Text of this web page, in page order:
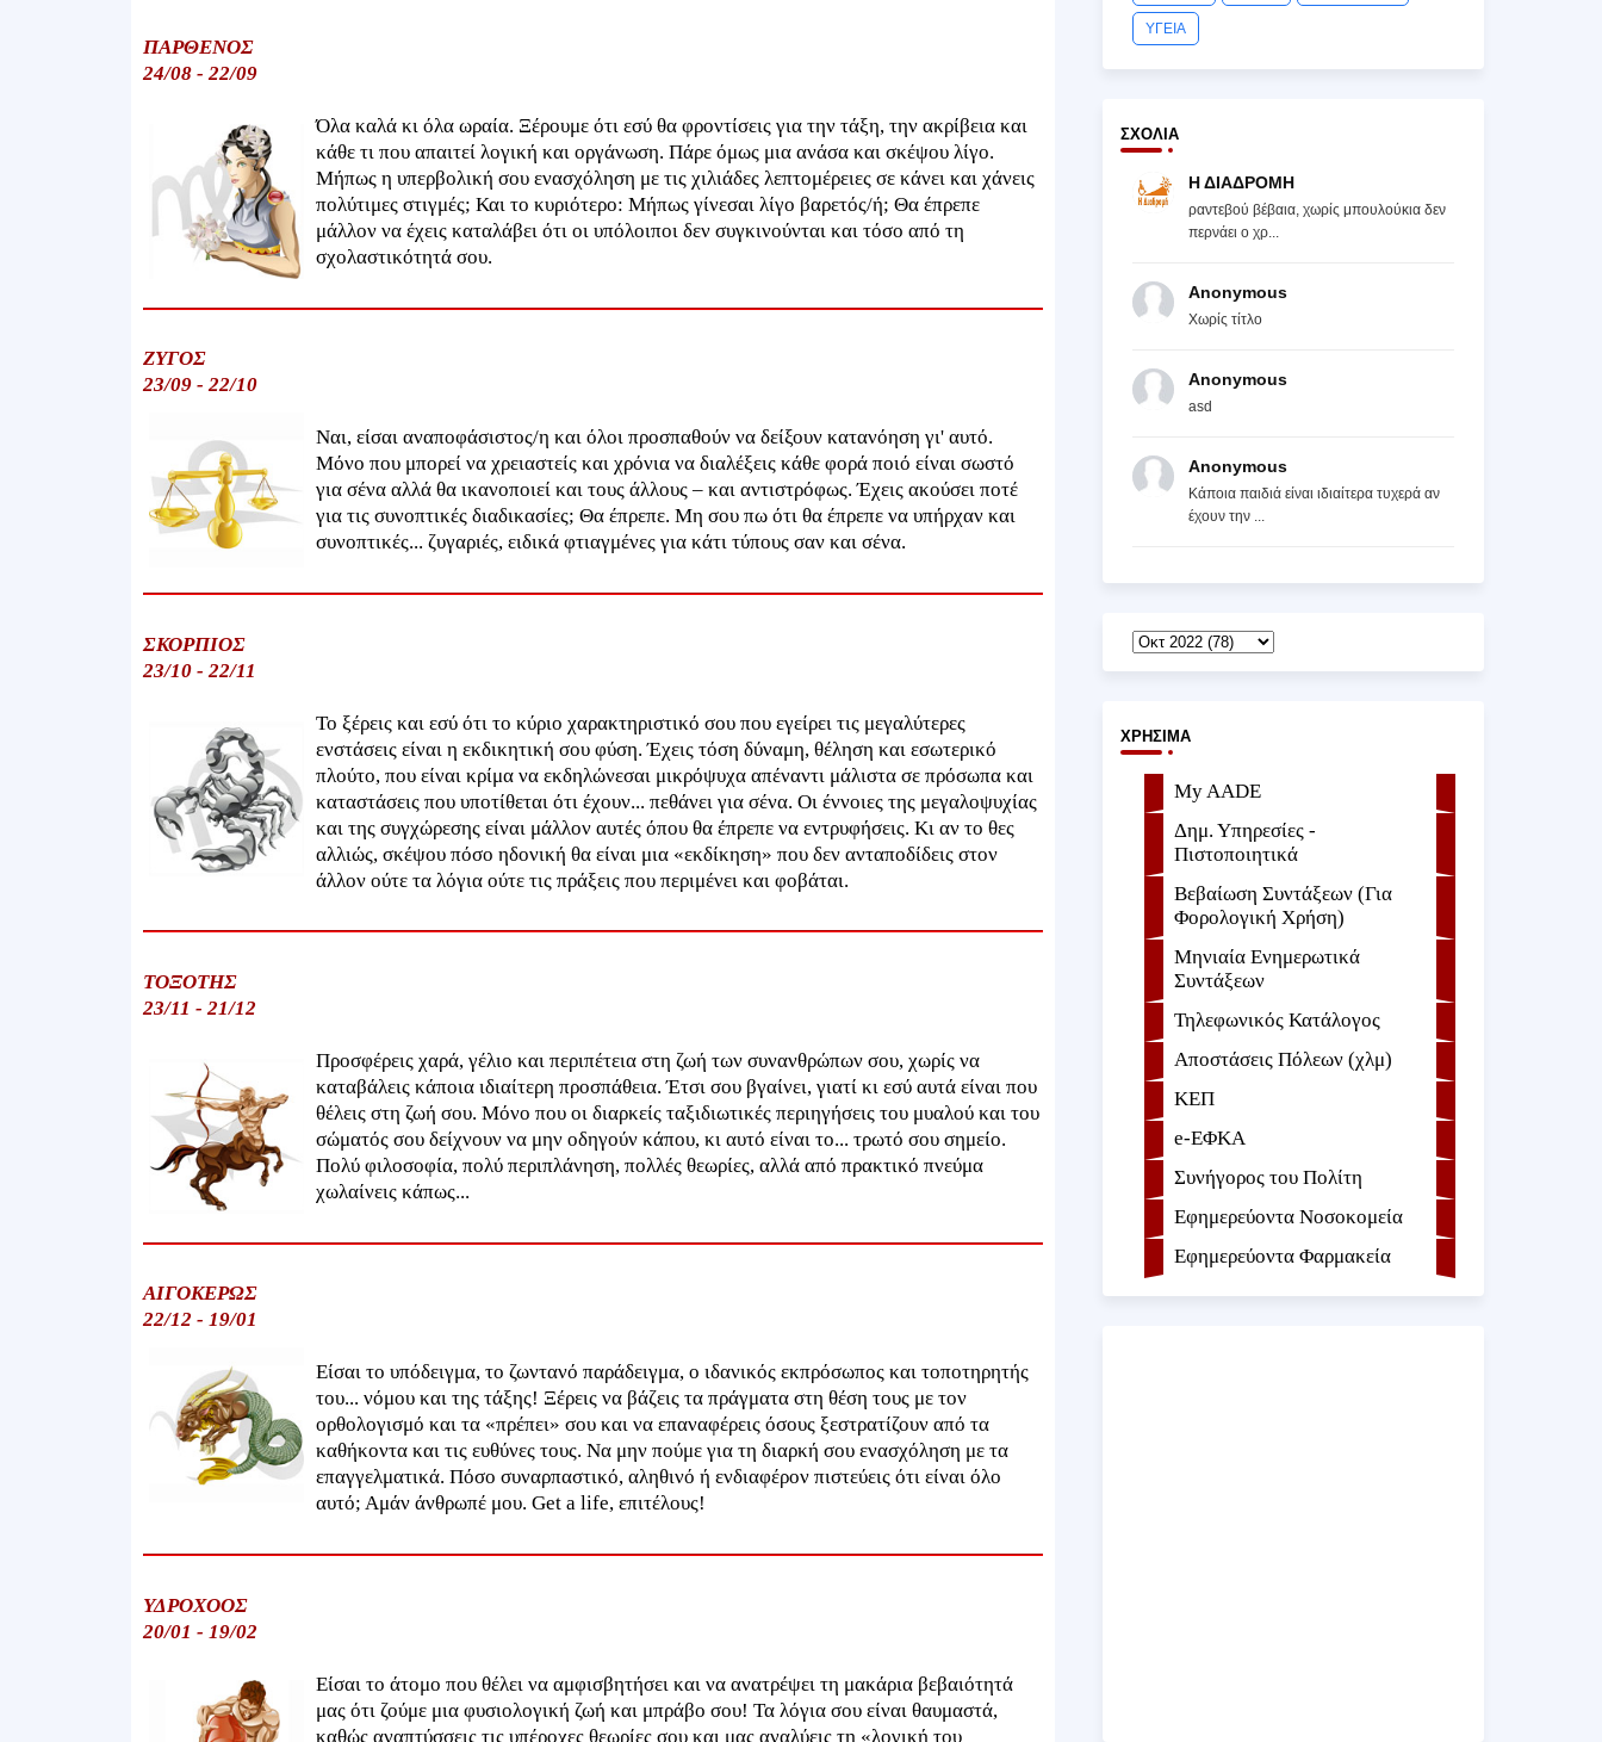
ΠΑΡΘΕΝΟΣ
24/08 - 22/09
Όλα καλά κι όλα ωραία. Ξέρουμε ότι εσύ θα φροντίσεις για την τάξη, την ακρίβεια και
κάθε τι που απαιτεί λογική και οργάνωση. Πάρε όμως μια ανάσα και σκέψου λίγο.
Μήπως η υπερβολική σου ενασχόληση με τις χιλιάδες λεπτομέρειες σε κάνει και χάνεις
πολύτιμες στιγμές; Και το κυριότερο: Μήπως γίνεσαι λίγο βαρετός/ή; Θα έπρεπε
μάλλον να έχεις καταλάβει ότι οι υπόλοιποι δεν συγκινούνται και τόσο από τη
σχολαστικότητά σου.
ΖΥΓΟΣ
23/09 - 22/10
Ναι, είσαι αναποφάσιστος/η και όλοι προσπαθούν να δείξουν κατανόηση γι' αυτό.
Μόνο που μπορεί να χρειαστείς και χρόνια να διαλέξεις κάθε φορά ποιό είναι σωστό
για σένα αλλά θα ικανοποιεί και τους άλλους – και αντιστρόφως. Έχεις ακούσει ποτέ
για τις συνοπτικές διαδικασίες; Θα έπρεπε. Μη σου πω ότι θα έπρεπε να υπήρχαν και
συνοπτικές... ζυγαριές, ειδικά φτιαγμένες για κάτι τύπους σαν και σένα.
ΣΚΟΡΠΙΟΣ
23/10 - 22/11
Το ξέρεις και εσύ ότι το κύριο χαρακτηριστικό σου που εγείρει τις μεγαλύτερες
ενστάσεις είναι η εκδικητική σου φύση. Έχεις τόση δύναμη, θέληση και εσωτερικό
πλούτο, που είναι κρίμα να εκδηλώνεσαι μικρόψυχα απέναντι μάλιστα σε πρόσωπα και
καταστάσεις που υποτίθεται ότι έχουν... πεθάνει για σένα. Οι έννοιες της μεγαλοψυχίας
και της συγχώρεσης είναι μάλλον αυτές όπου θα έπρεπε να εντρυφήσεις. Κι αν το θες
αλλιώς, σκέψου πόσο ηδονική θα είναι μια «εκδίκηση» που δεν ανταποδίδεις στον
άλλον ούτε τα λόγια ούτε τις πράξεις που περιμένει και φοβάται.
ΤΟΞΟΤΗΣ
23/11 - 21/12
Προσφέρεις χαρά, γέλιο και περιπέτεια στη ζωή των συνανθρώπων σου, χωρίς να
καταβάλεις κάποια ιδιαίτερη προσπάθεια. Έτσι σου βγαίνει, γιατί κι εσύ αυτά είναι που
θέλεις στη ζωή σου. Μόνο που οι διαρκείς ταξιδιωτικές περιηγήσεις του μυαλού και του
σώματός σου δείχνουν να μην οδηγούν κάπου, κι αυτό είναι το... τρωτό σου σημείο.
Πολύ φιλοσοφία, πολύ περιπλάνηση, πολλές θεωρίες, αλλά από πρακτικό πνεύμα
χωλαίνεις κάπως...
ΑΙΓΟΚΕΡΩΣ
22/12 - 19/01
Είσαι το υπόδειγμα, το ζωντανό παράδειγμα, ο ιδανικός εκπρόσωπος και τοποτηρητής
του... νόμου και της τάξης! Ξέρεις να βάζεις τα πράγματα στη θέση τους με τον
ορθολογισμό και τα «πρέπει» σου και να επαναφέρεις όσους ξεστρατίζουν από τα
καθήκοντα και τις ευθύνες τους. Να μην πούμε για τη διαρκή σου ενασχόληση με τα
επαγγελματικά. Πόσο συναρπαστικό, αληθινό ή ενδιαφέρον πιστεύεις ότι είναι όλο
αυτό; Αμάν άνθρωπέ μου. Get a life, επιτέλους!
ΥΔΡΟΧΟΟΣ
20/01 - 19/02
Είσαι το άτομο που θέλει να αμφισβητήσει και να ανατρέψει τη μακάρια βεβαιότητά
μας ότι ζούμε μια φυσιολογική ζωή και μπράβο σου! Τα λόγια σου είναι θαυμαστά,
καθώς αναπτύσσεις τις υπέροχες θεωρίες σου και μας αναλύεις τη «λογική του
ΥΓΕΙΑ
ΣΧΌΛΙΑ
Η ΔΙΑΔΡΟΜΗ
ραντεβού βέβαια, χωρίς μπουλούκια δεν
περνάει ο χρ...
Anonymous
Χωρίς τίτλο
Anonymous
asd
Anonymous
Κάποια παιδιά είναι ιδιαίτερα τυχερά αν
έχουν την ...
ΧΡΉΣΙΜΑ
My AADE
Δημ. Υπηρεσίες -
Πιστοποιητικά
Βεβαίωση Συντάξεων (Για
Φορολογική Χρήση)
Μηνιαία Ενημερωτικά
Συντάξεων
Τηλεφωνικός Κατάλογος
Αποστάσεις Πόλεων (χλμ)
ΚΕΠ
e-ΕΦKA
Συνήγορος του Πολίτη
Εφημερεύοντα Νοσοκομεία
Εφημερεύοντα Φαρμακεία